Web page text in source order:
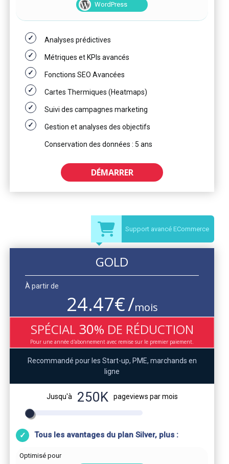
WordPress
Analyses prédictives
Métriques et KPIs avancés
Fonctions SEO Avancées
Cartes Thermiques (Heatmaps)
Suivi des campagnes marketing
Gestion et analyses des objectifs
Conservation des données : 5 ans
DÉMARRER
Support avancé ECommerce
GOLD
À partir de
24.47€/mois
SPÉCIAL 30% DE RÉDUCTION
Pour une année d'abonnement avec remise sur le premier paiement.
Recommandé pour les Start-up, PME, marchands en
ligne
Jusqu'à 250K pageviews par mois
Tous les avantages du plan Silver, plus :
Optimisé pour